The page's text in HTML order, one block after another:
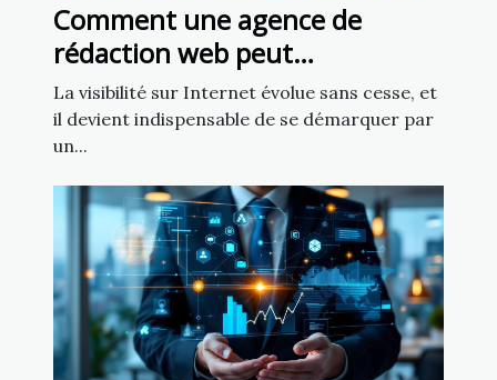
Comment une agence de
rédaction web peut
transformer votre présence en
ligne
La visibilité sur Internet évolue sans cesse, et
il devient indispensable de se démarquer par
un...